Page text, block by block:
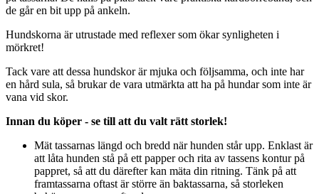
de går en bit upp på ankeln.
Hundskorna är utrustade med reflexer som ökar synligheten i
mörkret!
Tack vare att dessa hundskor är mjuka och följsamma, och inte har
en hård sula, så brukar de vara utmärkta att ha på hundar som inte är
vana vid skor.
Innan du köper - se till att du valt rätt storlek!
Mät tassarnas längd och bredd när hunden står upp. Enklast är
att låta hunden stå på ett papper och rita av tassens kontur på
pappret, så att du därefter kan mäta din ritning. Tänk på att
framtassarna oftast är större än baktassarna, så storleken